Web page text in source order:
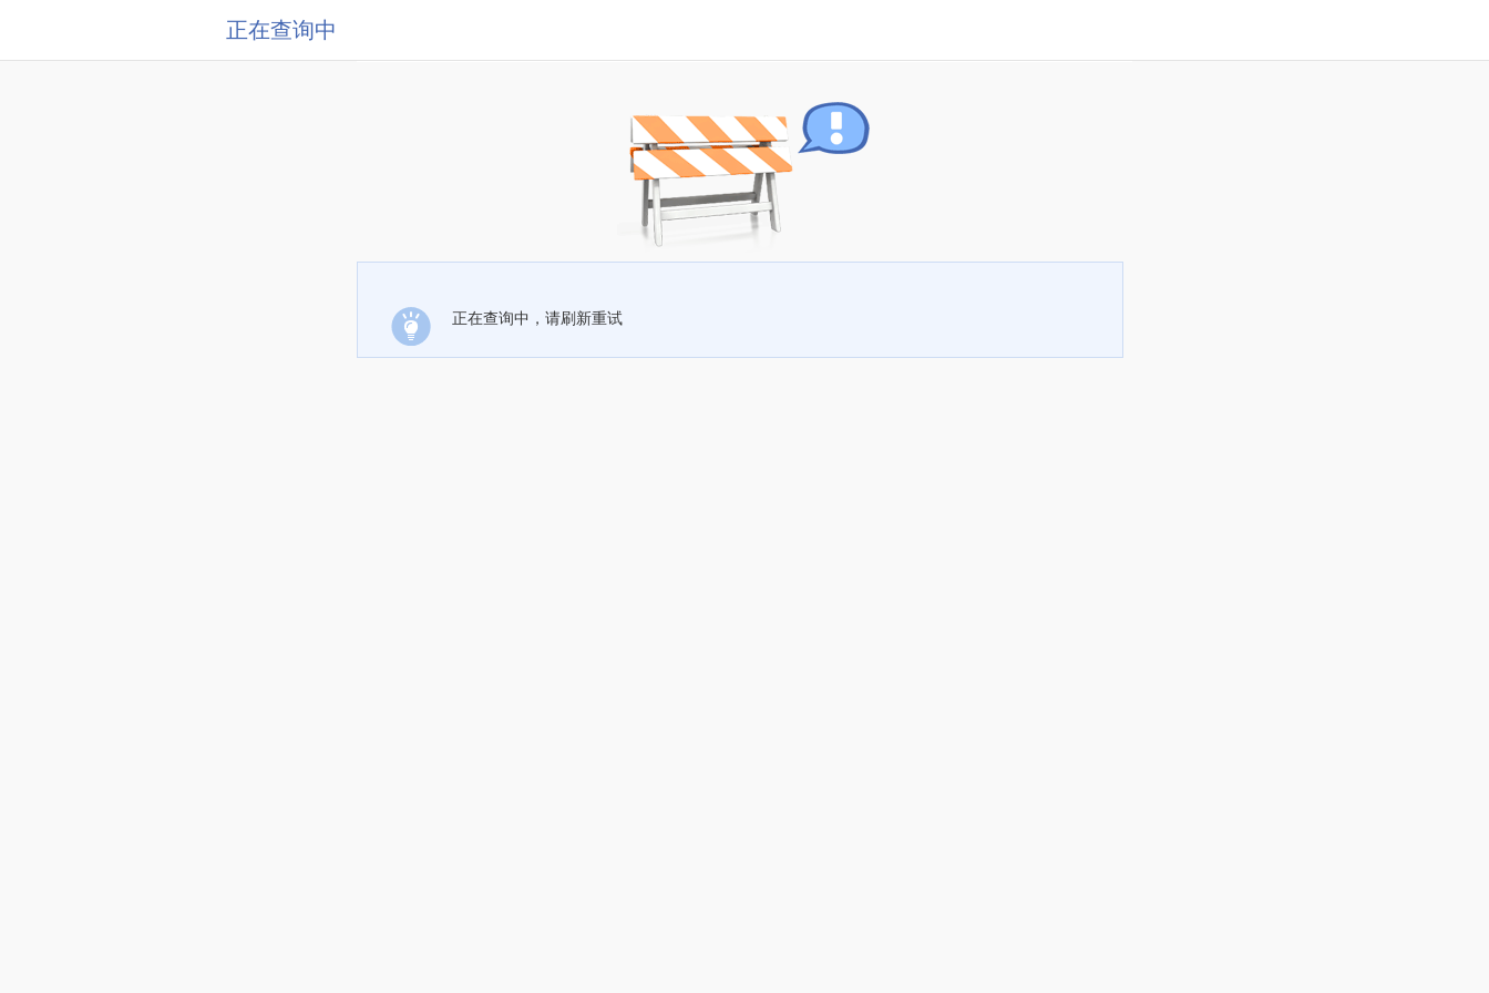
正在查询中
正在查询中，请刷新重试